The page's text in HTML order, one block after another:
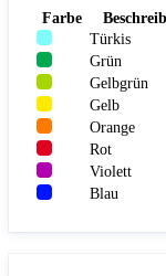
Farbe
Türkis
Grün
Gelbgrün
Gelb
Orange
Rot
Violett
Blau